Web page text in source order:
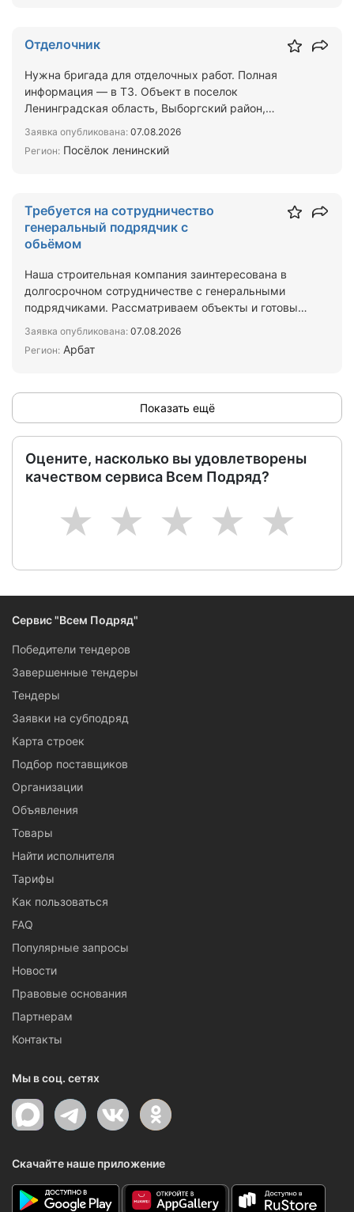
Отделочник
Нужна бригада для отделочных работ. Полная
информация — в ТЗ. Объект в поселок
Ленинградская область, Выборгский район,
Заявка опубликована: 07.08.2026
Регион: Посёлок ленинский
Требуется на сотрудничество
генеральный подрядчик с
обьёмом
Наша строительная компания заинтересована в
долгосрочном сотрудничестве с генеральными
подрядчиками. Рассматриваем объекты и готовы
Заявка опубликована: 07.08.2026
Регион: Арбат
Показать ещё
Оцените, насколько вы удовлетворены
качеством сервиса Всем Подряд?
5
4
3
2
1
Сервис "Всем Подряд"
Победители тендеров
Завершенные тендеры
Тендеры
Заявки на субподряд
Карта строек
Подбор поставщиков
Организации
Объявления
Товары
Найти исполнителя
Тарифы
Как пользоваться
FAQ
Популярные запросы
Новости
Правовые основания
Партнерам
Контакты
Мы в соц. сетях
Скачайте наше приложение